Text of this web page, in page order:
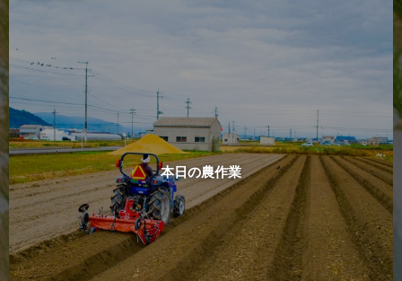
本日の農作業